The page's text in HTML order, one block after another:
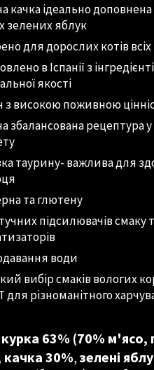
качка ідеально
зелених яблук
для дорослих котів всіх
в Іспанії з
якості
з високою поживною
збалансована рецептура у
таурину- важлива для
та глютену
підсилювачів смаку
води
вибір смаків вологих
для різноманітного
курка 63% (70% м'ясо,
качка 30%,зелені